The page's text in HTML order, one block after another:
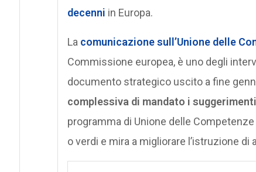
decenni in Europa.
La comunicazione sull’Unione delle
Commissione europea, è uno degli
documento strategico uscito a fine
complessiva di mandato i
programma di Unione delle
o verdi e mira a migliorare l’istruzione